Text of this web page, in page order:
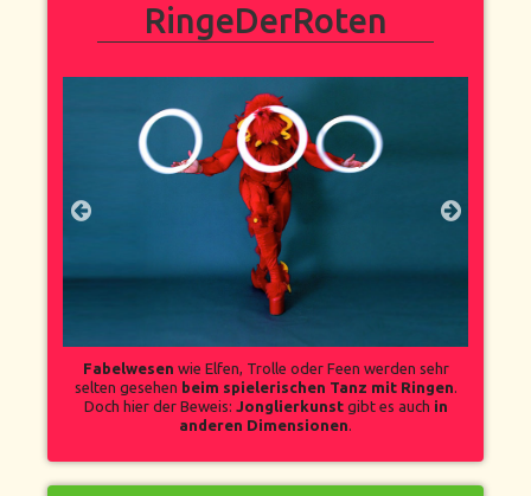
RingeDerRoten
Fabelwesen wie Elfen, Trolle oder Feen werden sehr
selten gesehen beim spielerischen Tanz mit Ringen.
Doch hier der Beweis: Jonglierkunstgibt es auch in
anderen Dimensionen.